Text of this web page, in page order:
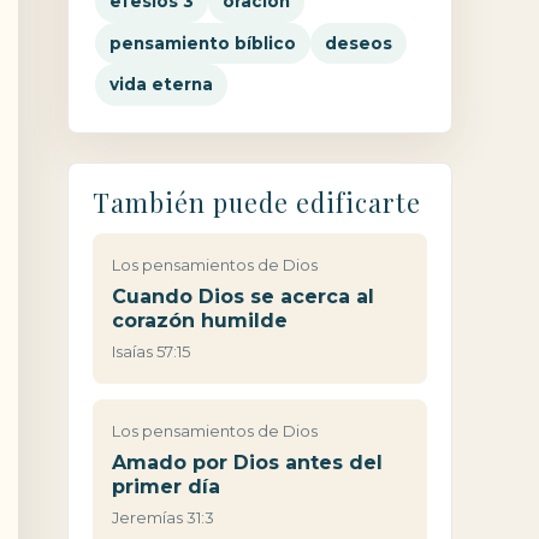
pensamiento bíblico deseos
vida eterna
También puede edificarte
Los pensamientos de Dios
Cuando Dios se acerca al
corazón humilde
Isaías 57:15
Los pensamientos de Dios
Amado por Dios antes del
primer día
Jeremías 31:3